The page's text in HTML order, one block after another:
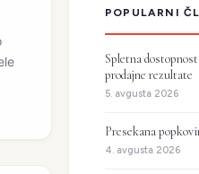
POPULARNI
Spletna
prodajne rezultate
5. avgusta 2026
Presekana
4. avgusta 2026